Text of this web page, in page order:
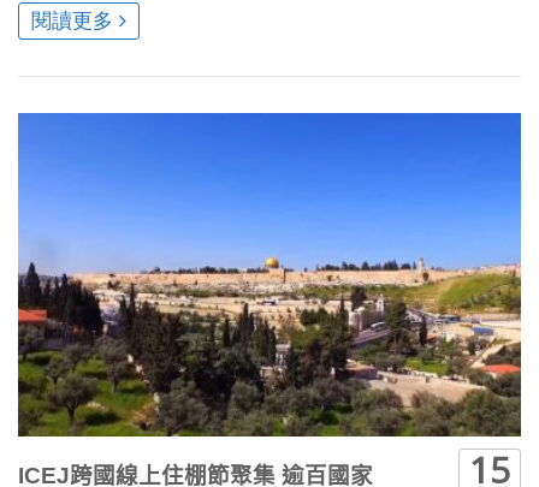
閱讀更多
ICEJ跨國線上住棚節聚集 逾百國家 15